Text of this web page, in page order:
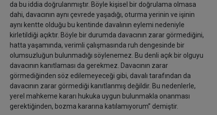
da bu iddia doğrulanmıştır. Böyle kişisel bir doğrulama olmasa
dahi, davacının aynı çevrede yaşadığı, oturma yerinin ve işinin
aynı kentte olduğu bu kentinde davalının eylemi nedeniyle
kirletildiği açıktır. Böyle bir durumda davacının zarar görmediğini,
hatta yaşamında, verimli çalışmasında ruh dengesinde bir
olumsuzluğun bulunmadığı söylenemez. Bu denli açık bir olguyu
davacının kanıtlaması da gerekmez. Davacının zarar
görmediğinden söz edilemeyeceği gibi, davalı tarafından da
davacının zarar görmediği kanıtlanmış değildir. Bu nedenlerle,
yerel mahkeme kararı hukuka uygun bulunmakla onanması
gerektiğinden, bozma kararına katılamıyorum” demiştir.